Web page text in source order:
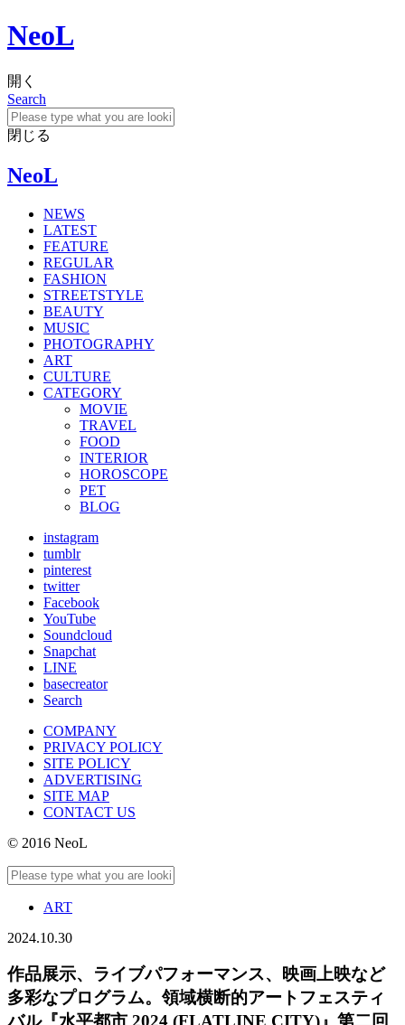
NeoL
開く
Search
閉じる
NeoL
NEWS
LATEST
FEATURE
REGULAR
FASHION
STREETSTYLE
BEAUTY
MUSIC
PHOTOGRAPHY
ART
CULTURE
CATEGORY
MOVIE
TRAVEL
FOOD
INTERIOR
HOROSCOPE
PET
BLOG
instagram
tumblr
pinterest
twitter
Facebook
YouTube
Soundcloud
Snapchat
LINE
basecreator
Search
COMPANY
PRIVACY POLICY
SITE POLICY
ADVERTISING
SITE MAP
CONTACT US
© 2016 NeoL
ART
2024.10.30
作品展示、ライブパフォーマンス、映画上映など
多彩なプログラム。領域横断的アートフェスティ